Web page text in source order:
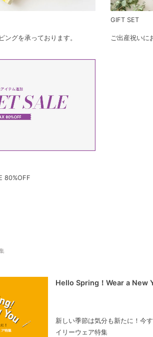
ングを承っております。
GIFT SET
ご出産祝いに
80%OFF
Hello Spring！Wear a New
新しい季節は気分も新たに！今
イリーウェア特集